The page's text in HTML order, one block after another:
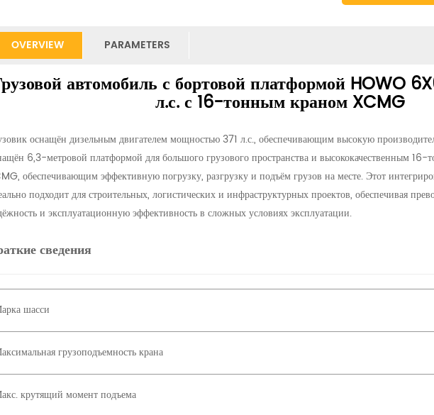
OVERVIEW PARAMETERS
автомобиль с бортовой платформой HOWO
л.с. с 16-тонным краном XCMG
оснащён дизельным двигателем мощностью 371 л.с., обеспечивающим высокую
6,3-метровой платформой для большого грузового пространства и высококачественным
обеспечивающим эффективную погрузку, разгрузку и подъём грузов на месте. Этот
подходит для строительных, логистических и инфраструктурных проектов, обеспечивая
и эксплуатационную эффективность в сложных условиях эксплуатации.
сведения
шасси
грузоподъемность крана
крутящий момент подъема